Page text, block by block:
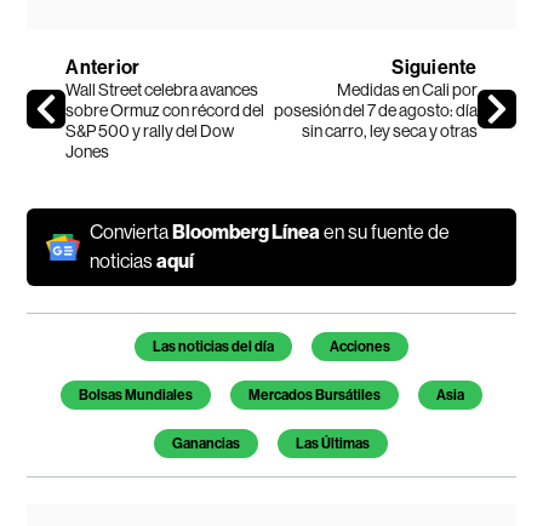
Anterior
Wall Street celebra avances
sobre Ormuz con récord del
S&P 500 y rally del Dow
Jones
Siguiente
Medidas en Cali por
posesión del 7 de agosto: día
sin carro, ley seca y otras
ConviertaBloomberg Líneaen su fuente de
noticiasaquí
Temas de este artículo
Las noticias del día Acciones
Bolsas Mundiales Mercados Bursátiles Asia
Ganancias Las Últimas